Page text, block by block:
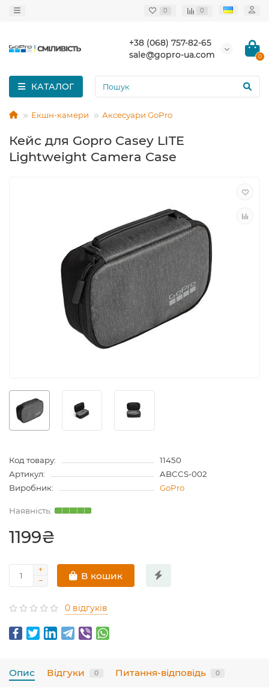
0 0
+38 (068) 757-82-65
sale@gopro-ua.com
0
КАТАЛОГ
Екшн-камери Аксесуари GoPro
Кейс для Gopro Casey LITE
Lightweight Camera Case
Код товару:
11450
Артикул:
ABCCS-002
Виробник:
GoPro
1199₴
В кошик
0 відгуків
Опис Відгуки 0 Питання-відповідь 0